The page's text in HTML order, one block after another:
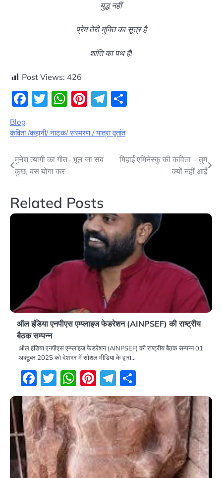
युद्ध नहीं
प्रेम तेरी मुक्ति का सूत्र है
शांति का पथ है!
Post Views: 426
Facebook
Twitter
WhatsApp
Pinterest
Telegram
Blog
कविता /कहानी/ नाटक/ संस्मरण / यात्रा वृतांत
Post
navigation
मुनेश त्यागी का गीत- भूल जा सब
कुछ, बस योगा कर
मिहाई एमिनेस्कु की कविता – तुम
क्यों नहीं आईं
Related Posts
ऑल इंडिया एनपीएस एम्प्लाइज फेडरेशन (AINPSEF) की राष्ट्रीय
बैठक सम्पन्न
ऑल इंडिया एनपीएस एम्प्लाइज फेडरेशन (AINPSEF) की राष्ट्रीय बैठक सम्पन्न 01
अक्टूबर 2025 को देशभर में सोशल मीडिया के द्वारा…
Facebook
Twitter
WhatsApp
Pinterest
Telegram